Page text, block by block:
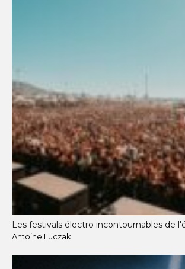
Les festivals électro incontournables de
Antoine Luczak